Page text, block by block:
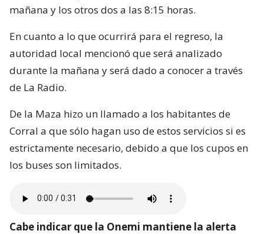
mañana y los otros dos a las 8:15 horas.
En cuanto a lo que ocurrirá para el regreso, la
autoridad local mencionó que será analizado
durante la mañana y será dado a conocer a través
de La Radio.
De la Maza hizo un llamado a los habitantes de
Corral a que sólo hagan uso de estos servicios si es
estrictamente necesario, debido a que los cupos en
los buses son limitados.
Cabe indicar que la Onemi mantiene la alerta